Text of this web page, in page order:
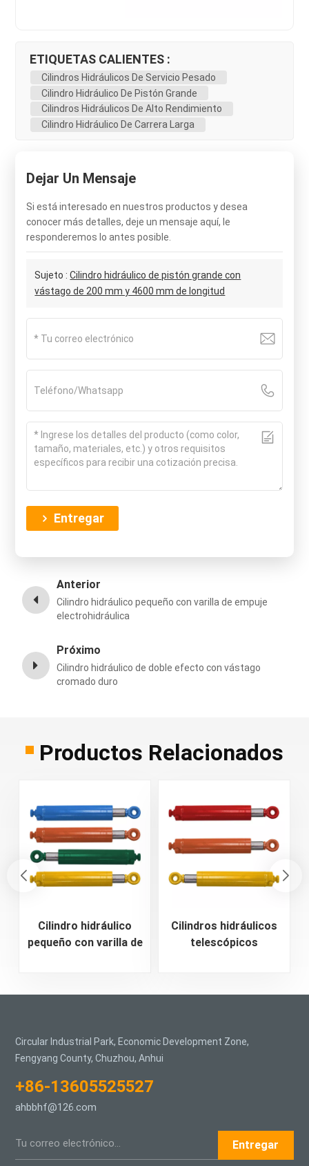
ETIQUETAS CALIENTES :
Cilindros Hidráulicos De Servicio Pesado
Cilindro Hidráulico De Pistón Grande
Cilindros Hidráulicos De Alto Rendimiento
Cilindro Hidráulico De Carrera Larga
Dejar Un Mensaje
Si está interesado en nuestros productos y desea
conocer más detalles, deje un mensaje aquí, le
responderemos lo antes posible.
Sujeto :Cilindro hidráulico de pistón grande con
vástago de 200 mm y 4600 mm de longitud
Entregar
Anterior
Cilindro hidráulico pequeño con varilla de empuje
electrohidráulica
Próximo
Cilindro hidráulico de doble efecto con vástago
cromado duro
Productos Relacionados
Cilindro hidráulico
pequeño con varilla de
Cilindros hidráulicos
telescópicos
Circular Industrial Park, Economic Development Zone,
Fengyang County, Chuzhou, Anhui
+86-13605525527
ahbbhf@126.com
Entregar